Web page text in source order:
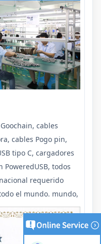
cables
cables Pogo pin,
tipo C, cargadores
PoweredUSB, todos
requerido
el mundo. mundo,